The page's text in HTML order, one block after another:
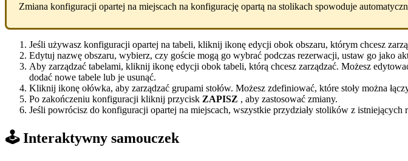
Zmiana konfiguracji opartej na miejscach na konfigurację opartą na stolikach spowoduje
Jeśli używasz konfiguracji opartej na tabeli, kliknij ikonę edycji obok obszaru, którym chcesz
Edytuj nazwę obszaru, wybierz, czy goście mogą go wybrać podczas rezerwacji, ustaw go jako
Aby zarządzać tabelami, kliknij ikonę edycji obok tabeli, którą chcesz zarządzać. Możesz
dodać nowe tabele lub je usunąć.
Kliknij ikonę ołówka, aby zarządzać grupami stołów. Możesz zdefiniować, które stoły można
Po zakończeniu konfiguracji kliknij przycisk ZAPISZ , aby zastosować zmiany.
Jeśli powrócisz do konfiguracji opartej na miejscach, wszystkie przydziały stolików z istniejących
🕹️ Interaktywny samouczek